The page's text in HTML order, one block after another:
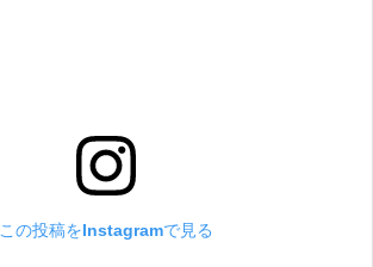
この投稿をInstagramで見る